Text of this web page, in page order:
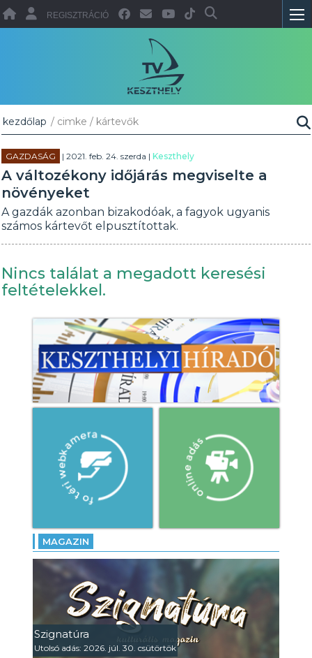
REGISZTRÁCIÓ
kezdőlap / cimke / kártevők
GAZDASÁG | 2021. feb. 24. szerda |Keszthely
A változékony időjárás megviselte a
növényeket
A gazdák azonban bizakodóak, a fagyok ugyanis
számos kártevőt elpusztítottak.
Nincs találat a megadott keresési
feltételekkel.
MAGAZIN
Szignatúra
Utolsó adás: 2026. júl. 30. csütörtök